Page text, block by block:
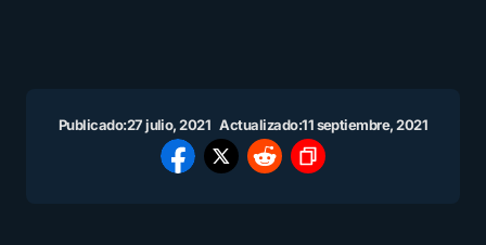
Publicado:27 julio, 2021 Actualizado:11 septiembre, 2021